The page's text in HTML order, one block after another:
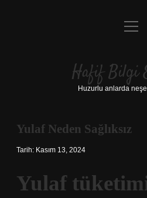
Anasayfa
Yasal
Hafif Bilgi
Huzurlu anlarda
Yulaf Neden Sağlıksız
Tarih: Kasım 13, 2024
Yulaf